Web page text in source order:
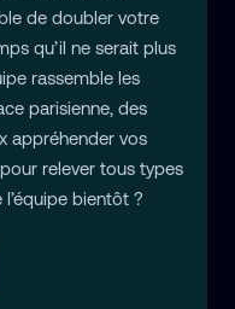
de doubler votre
qu’il ne serait plus
rassemble les
parisienne, des
appréhender vos
relever tous types
bientôt ?